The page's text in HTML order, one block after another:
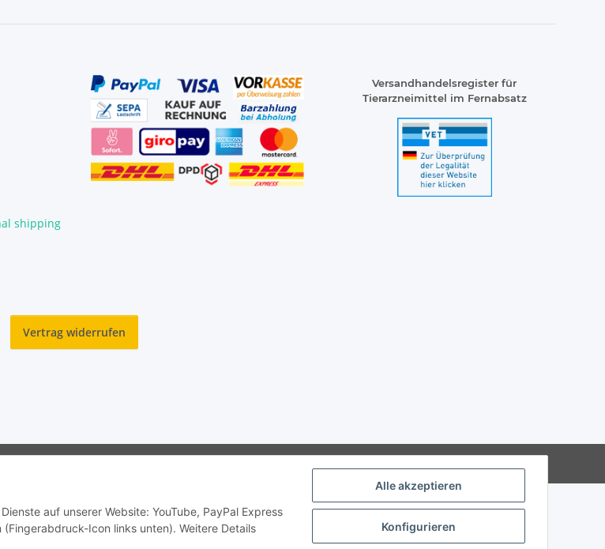
Alle akzeptieren
Konfigurieren
auf unserer Website: YouTube, PayPal Express
Icon links unten). Weitere Details
shipping
Versandhandelsregister für
Tierarzneimittel im Fernabsatz
Vertrag widerrufen